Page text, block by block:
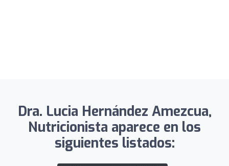
Dra. Lucia Hernández Amezcua,
Nutricionista aparece en los
siguientes listados: